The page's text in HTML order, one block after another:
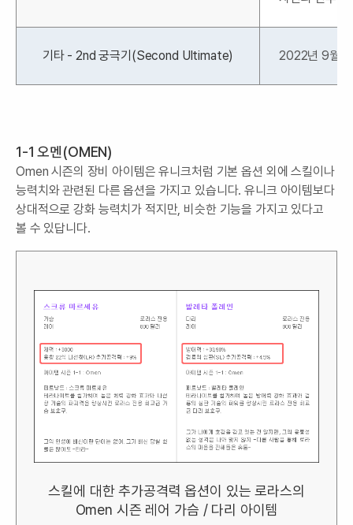
기타 - 2nd 궁극기(Second Ultimate) 2022년 9월
1-1 오멘(OMEN)
Omen 시즌의 장비 아이템은 유니크처럼 기본 옵션 외에 스킬이나
능력치와 관련된 다른 옵션을 가지고 있습니다. 유니크 아이템보다
상대적으로 강화 능력치가 적지만, 비슷한 기능을 가지고 있다고
볼 수 있답니다.
스킬에 대한 추가공격력 옵션이 있는 로라스의
Omen 시즌 레어 가슴 / 다리 아이템